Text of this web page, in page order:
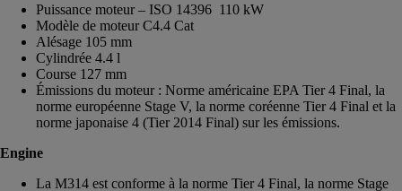
Puissance moteur – ISO 14396 110 kW
Modèle de moteur C4.4 Cat
Alésage 105 mm
Cylindrée 4.4 l
Course 127 mm
Émissions du moteur : Norme américaine EPA Tier 4 Final, la
norme européenne Stage V, la norme coréenne Tier 4 Final et la
norme japonaise 4 (Tier 2014 Final) sur les émissions.
Engine
La M314 est conforme à la norme Tier 4 Final, la norme Stage